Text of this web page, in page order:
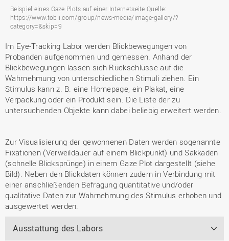
Beispiel eines Gaze Plots auf einer Internetseite Quelle:
https://www.tobii.com/group/news-media/image-gallery/?
category=&skip=9
Im Eye-Tracking Labor werden Blickbewegungen von
Probanden aufgenommen und gemessen. Anhand der
Blickbewegungen lassen sich Rückschlüsse auf die
Wahrnehmung von unterschiedlichen Stimuli ziehen. Ein
Stimulus kann z. B. eine Homepage, ein Plakat, eine
Verpackung oder ein Produkt sein. Die Liste der zu
untersuchenden Objekte kann dabei beliebig erweitert werden.
Zur Visualisierung der gewonnenen Daten werden sogenannte
Fixationen (Verweildauer auf einem Blickpunkt) und Sakkaden
(schnelle Blicksprünge) in einem Gaze Plot dargestellt (siehe
Bild). Neben den Blickdaten können zudem in Verbindung mit
einer anschließenden Befragung quantitative und/oder
qualitative Daten zur Wahrnehmung des Stimulus erhoben und
ausgewertet werden.
Ausstattung des Labors